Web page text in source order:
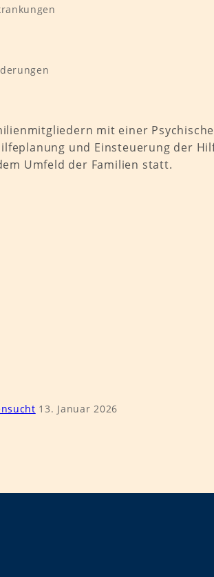
mit einer
und Einsteuerung der
Umfeld der Familien statt.
13. Januar 2026